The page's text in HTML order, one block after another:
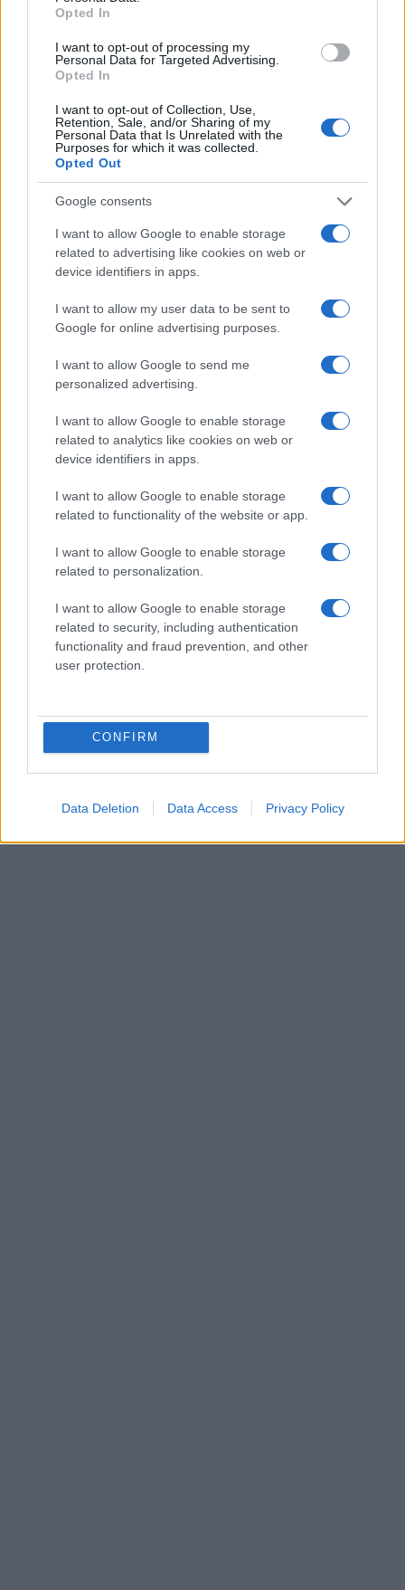
Opted In
I want to opt-out of processing my
Personal Data for Targeted Advertising.
Opted In
I want to opt-out of Collection, Use,
Retention, Sale, and/or Sharing of my
Personal Data that Is Unrelated with the
Purposes for which it was collected.
Opted Out
Google consents
I want to allow Google to enable storage
related to advertising like cookies on web or
device identifiers in apps.
I want to allow my user data to be sent to
Google for online advertising purposes.
I want to allow Google to send me
personalized advertising.
I want to allow Google to enable storage
related to analytics like cookies on web or
device identifiers in apps.
I want to allow Google to enable storage
related to functionality of the website or app.
I want to allow Google to enable storage
related to personalization.
I want to allow Google to enable storage
related to security, including authentication
functionality and fraud prevention, and other
user protection.
CONFIRM
Data Deletion Data Access Privacy Policy
ΕΛΛΑΔΑ
03/04/2017 - 10:50
Πέλλα: Τους έπιασαν επ' αυτοφώρω με
αρχαία νομίσματα και κοσμήματα στα
χέρια!
Έκαναν παράνομες ανασκαφές στην Πέλλα
- Βρήκαν αρχαία νομίσματα και κοσμήματα!
31/05/2016 - 17:21
Εντοπίστηκαν αρχαιοκάπηλοι που
πραγματοποιούσαν λαθρανασκαφές
στην ορεινή Αχαΐα (PHOTOS)
Οι δράστες πραγματοποιούσαν, με τη χρήση
της περιοχής